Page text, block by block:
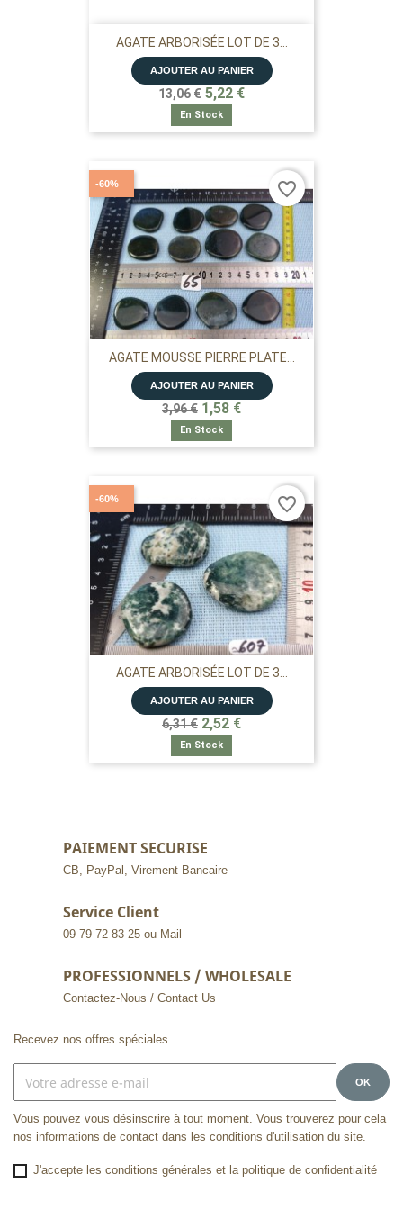
AGATE ARBORISÉE LOT DE 3...
AJOUTER AU PANIER
13,06 € 5,22 €
En Stock
AGATE MOUSSE PIERRE PLATE...
AJOUTER AU PANIER
3,96 € 1,58 €
En Stock
-60% favorite_border
AGATE ARBORISÉE LOT DE 3...
AJOUTER AU PANIER
6,31 € 2,52 €
En Stock
-60% favorite_border
PAIEMENT SECURISE
CB, PayPal, Virement Bancaire
Service Client
09 79 72 83 25 ou Mail
PROFESSIONNELS / WHOLESALE
Contactez-Nous / Contact Us
Recevez nos offres spéciales
Vous pouvez vous désinscrire à tout moment. Vous trouverez pour cela
nos informations de contact dans les conditions d'utilisation du site.
J'accepte les conditions générales et la politique de confidentialité